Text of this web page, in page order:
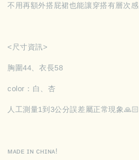
不用再額外搭屁裙也能讓穿搭有層次感
<尺寸資訊>
胸圍44、衣長58
color：白、杏
人工測量1到3公分誤差屬正常現象🙏🏻
ᴍᴀᴅᴇ ɪɴ ᴄʜɪɴᴀ!